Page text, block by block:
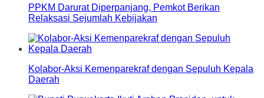
PPKM Darurat Diperpanjang, Pemkot Berikan
Relaksasi Sejumlah Kebijakan
Kolabor-Aksi Kemenparekraf dengan Sepuluh Kepala
Daerah